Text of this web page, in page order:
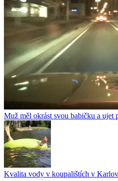
Muž měl okrást svou babičku a ujet
Kvalita vody v koupalištích v